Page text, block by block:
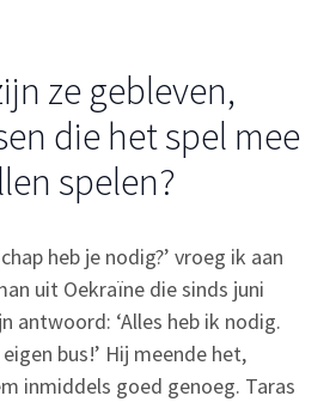
ze gebleven,
die het spel mee
spelen?
heb je nodig?’ vroeg ik aan
uit Oekraïne die sinds juni
antwoord: ‘Alles heb ik nodig.
bus!’ Hij meende het,
inmiddels goed genoeg. Taras